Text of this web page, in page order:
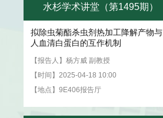
水杉学术讲堂（第1495期）
拟除虫菊酯杀虫剂热加工降解产物与
人血清白蛋白的互作机制
【报告人】杨方威 副教授
【时间】2025-04-18 10:00
【地点】9E406报告厅